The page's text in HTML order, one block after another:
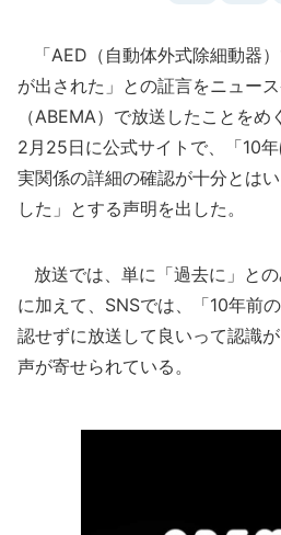
「AED（自動体外式除細動器
が出された」との証言をニュー
（ABEMA）で放送したことを
2月25日に公式サイトで、「10
実関係の詳細の確認が十分とは
した」とする声明を出した。
放送では、単に「過去に」と
に加えて、SNSでは、「10年前
認せずに放送して良いって認識
声が寄せられている。